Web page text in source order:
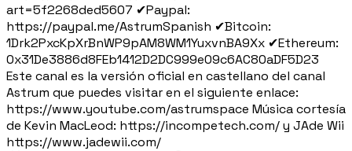
art=5f2268ded5607 ✔Paypal:
https://paypal.me/AstrumSpanish ✔Bitcoin:
1Drk2PxcKpXrBnWP9pAM8WM1YuxvnBA9Xx ✔Ethereum:
0x31De3886d8FEb1412D2DC999e09c6AC80aDF5D23
Este canal es la versión oficial en castellano del canal
Astrum que puedes visitar en el siguiente enlace:
https://www.youtube.com/astrumspace Música cortesía
de Kevin MacLeod: https://incompetech.com/ y JAde Wii
https://www.jadewii.com/